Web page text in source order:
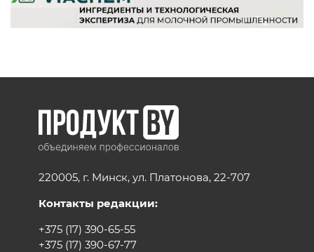
220005, г. Минск, ул. Платонова, 22-707
Контакты редакции:
+375 (17) 390-65-55
+375 (17) 390-67-77